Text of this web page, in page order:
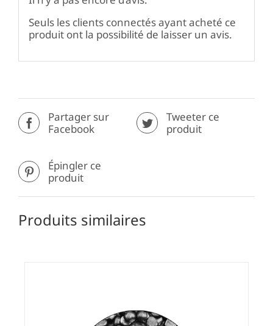
Seuls les clients connectés ayant acheté ce
produit ont la possibilité de laisser un avis.
Partager sur
Facebook
Tweeter ce
produit
Épingler ce
produit
Produits similaires